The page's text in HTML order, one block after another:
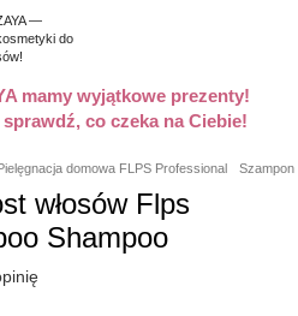
mamy wyjątkowe prezenty!
sprawdź, co czeka na Ciebie!
domowa FLPS Professional Szampon
włosów Flps
Shampoo